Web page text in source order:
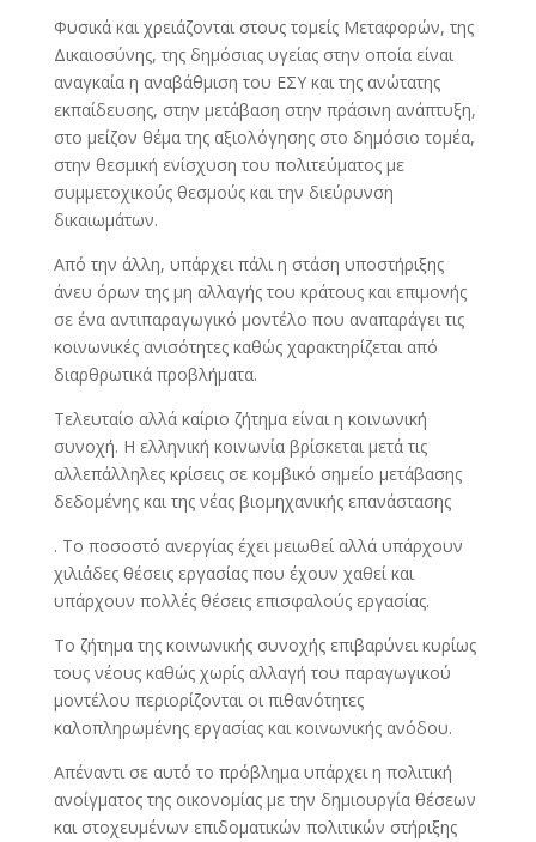
Φυσικά και χρειάζονται στους τομείς Μεταφορών, της
Δικαιοσύνης, της δημόσιας υγείας στην οποία είναι
αναγκαία η αναβάθμιση του ΕΣΥ και της ανώτατης
εκπαίδευσης, στην μετάβαση στην πράσινη ανάπτυξη,
στο μείζον θέμα της αξιολόγησης στο δημόσιο τομέα,
στην θεσμική ενίσχυση του πολιτεύματος με
συμμετοχικούς θεσμούς και την διεύρυνση
δικαιωμάτων.
Από την άλλη, υπάρχει πάλι η στάση υποστήριξης
άνευ όρων της μη αλλαγής του κράτους και επιμονής
σε ένα αντιπαραγωγικό μοντέλο που αναπαράγει τις
κοινωνικές ανισότητες καθώς χαρακτηρίζεται από
διαρθρωτικά προβλήματα.
Τελευταίο αλλά καίριο ζήτημα είναι η κοινωνική
συνοχή. Η ελληνική κοινωνία βρίσκεται μετά τις
αλλεπάλληλες κρίσεις σε κομβικό σημείο μετάβασης
δεδομένης και της νέας βιομηχανικής επανάστασης
. Το ποσοστό ανεργίας έχει μειωθεί αλλά υπάρχουν
χιλιάδες θέσεις εργασίας που έχουν χαθεί και
υπάρχουν πολλές θέσεις επισφαλούς εργασίας.
Το ζήτημα της κοινωνικής συνοχής επιβαρύνει κυρίως
τους νέους καθώς χωρίς αλλαγή του παραγωγικού
μοντέλου περιορίζονται οι πιθανότητες
καλοπληρωμένης εργασίας και κοινωνικής ανόδου.
Απέναντι σε αυτό το πρόβλημα υπάρχει η πολιτική
ανοίγματος της οικονομίας με την δημιουργία θέσεων
και στοχευμένων επιδοματικών πολιτικών στήριξης